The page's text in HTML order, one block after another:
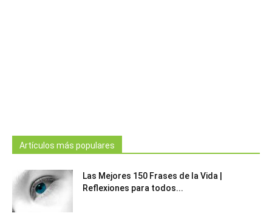
Artículos más populares
Las Mejores 150 Frases de la Vida |
Reflexiones para todos...